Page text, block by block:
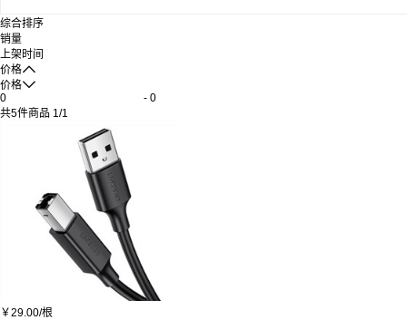
综合排序
销量
上架时间
价格
价格
-
共5件商品 1/1
￥29.00/根